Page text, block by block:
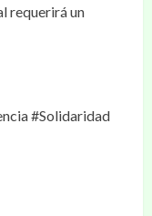
requerirá un
#Solidaridad